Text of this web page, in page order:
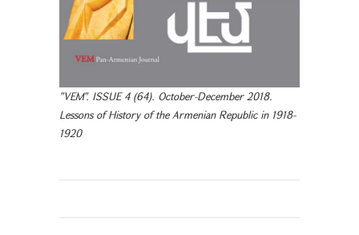
"VEM". ISSUE 4 (64). October-December 2018.
Lessons of History of the Armenian Republic in 1918-
1920